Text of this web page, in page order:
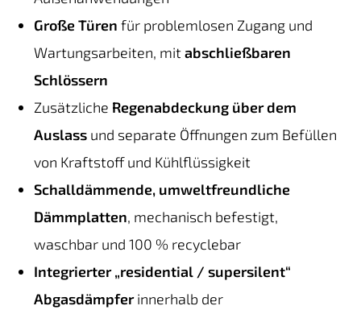
Große Türen für problemlosen Zugang und
Wartungsarbeiten, mitabschließbaren
Schlössern
Zusätzliche Regenabdeckung über dem
Auslass und separate Öffnungen zum Befüllen
von Kraftstoff und Kühlflüssigkeit
Schalldämmende, umweltfreundliche
Dämmplatten, mechanisch befestigt,
waschbar und 100 % recyclebar
Integrierter „residential / supersilent“
Abgasdämpferinnerhalb der